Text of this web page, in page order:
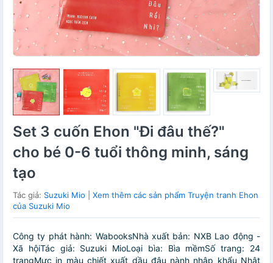
Set 3 cuốn Ehon "Đi đâu thế?"
cho bé 0-6 tuổi thông minh, sáng
tạo
Tác giả: Suzuki Mio
Xem thêm các sản phẩm Truyện tranh Ehon
của Suzuki Mio
Công ty phát hành: WabooksNhà xuất bản: NXB Lao động -
Xã hộiTác giả: Suzuki MioLoại bìa: Bìa mềmSố trang: 24
trangMực in màu chiết xuất dầu đậu nành nhập khẩu Nhật